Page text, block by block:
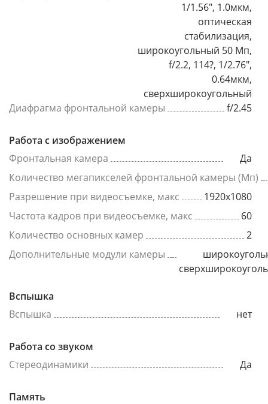
1/1.56", 1.0мкм,
оптическая
стабилизация,
широкоугольный 50 Мп,
f/2.2, 114?, 1/2.76",
0.64мкм,
сверхширокоугольный
Диафрагма фронтальной камеры
f/2.45
Работа с изображением
Фронтальная камера
Да
Количество мегапикселей фронтальной камеры (Мп)
Разрешение при видеосъемке, макс
1920x1080
Частота кадров при видеосъемке, макс
60
Количество основных камер
2
Дополнительные модули камеры
Вспышка
Вспышка
нет
Работа со звуком
Стереодинамики
Да
Память